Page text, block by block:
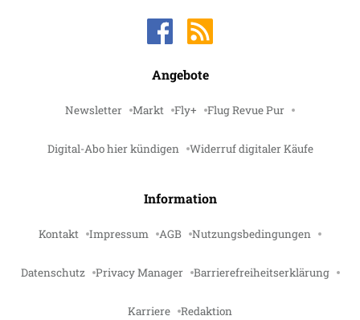
Angebote
Newsletter Markt Fly+ Flug Revue Pur
Digital-Abo hier kündigen Widerruf digitaler Käufe
Information
Kontakt Impressum AGB Nutzungsbedingungen
Datenschutz Privacy Manager Barrierefreiheitserklärung
Karriere Redaktion